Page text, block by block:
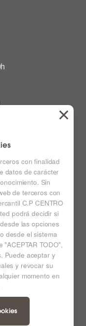
la Cartelera
con finalidad
datos de carácter
Sin
de terceros con
C.P CENTRO
podrá decidir si
las opciones
desde el sistema
TODO",
Puede aceptar y
y revocar su
momento en